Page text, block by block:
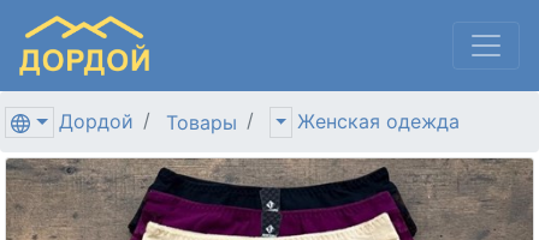
Дордой Товары Женская одежда